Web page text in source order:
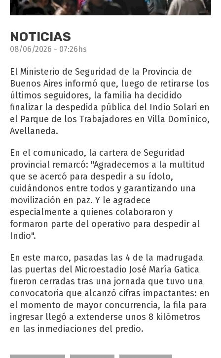
NOTICIAS
08/06/2026 - 07:26hs
El Ministerio de Seguridad de la Provincia de
Buenos Aires informó que, luego de retirarse los
últimos seguidores, la familia ha decidido
finalizar la despedida pública del Indio Solari en
el Parque de los Trabajadores en Villa Domínico,
Avellaneda.
En el comunicado, la cartera de Seguridad
provincial remarcó: "Agradecemos a la multitud
que se acercó para despedir a su ídolo,
cuidándonos entre todos y garantizando una
movilización en paz. Y le agradece
especialmente a quienes colaboraron y
formaron parte del operativo para despedir al
Indio".
En este marco, pasadas las 4 de la madrugada
las puertas del Microestadio José María Gatica
fueron cerradas tras una jornada que tuvo una
convocatoria que alcanzó cifras impactantes: en
el momento de mayor concurrencia, la fila para
ingresar llegó a extenderse unos 8 kilómetros
en las inmediaciones del predio.